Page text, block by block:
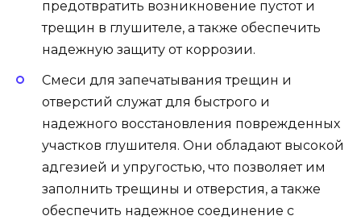
предотвратить возникновение пустот и
трещин в глушителе, а также обеспечить
надежную защиту от коррозии.
Смеси для запечатывания трещин и
отверстий служат для быстрого и
надежного восстановления поврежденных
участков глушителя. Они обладают высокой
адгезией и упругостью, что позволяет им
заполнить трещины и отверстия, а также
обеспечить надежное соединение с